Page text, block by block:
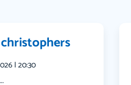
| 20:30